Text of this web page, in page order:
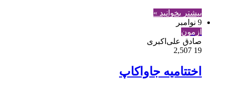
بیشتر بخوانید »
9 نوامبر
آزمون
صادق علی‌اکبری
19
اختتامیه جاواکاپ